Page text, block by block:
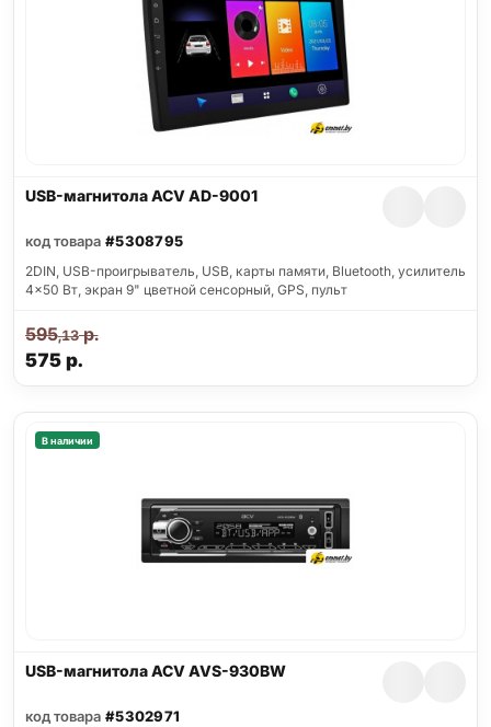
USB-магнитола ACV AD-9001
код товара #5308795
2DIN, USB-проигрыватель, USB, карты памяти, Bluetooth, усилитель
4x50 Вт, экран 9" цветной сенсорный, GPS, пульт
575р.
595,13р.
В наличии
USB-магнитола ACV AVS-930BW
код товара #5302971